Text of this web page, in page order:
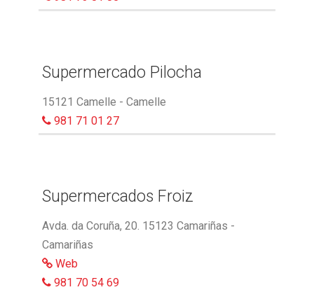
Supermercado Pilocha
15121 Camelle - Camelle
981 71 01 27
Supermercados Froiz
Avda. da Coruña, 20. 15123 Camariñas -
Camariñas
Web
981 70 54 69